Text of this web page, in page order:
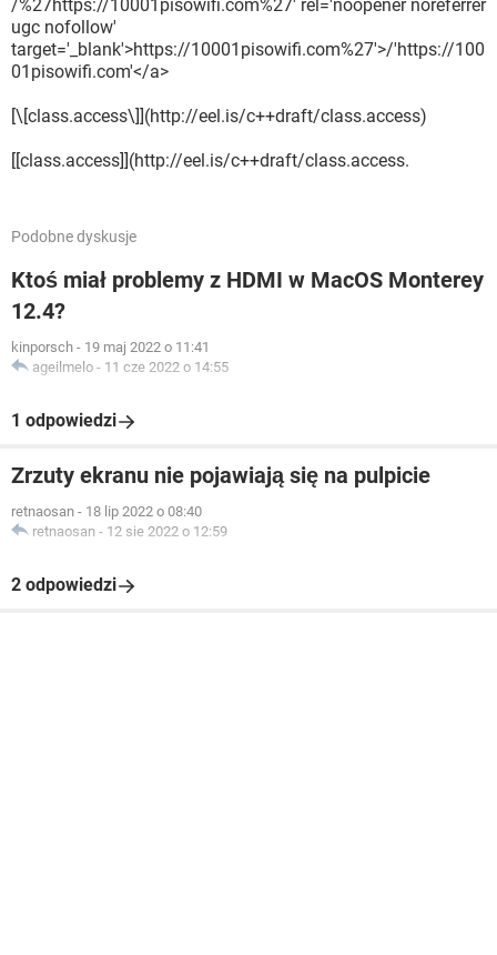
/%27https://10001pisowifi.com%27' rel='noopener noreferrer
ugc nofollow'
target='_blank'>https://10001pisowifi.com%27'>/'https://100
01pisowifi.com'</a>
[\[class.access\]](http://eel.is/c++draft/class.access)
[[class.access]](http://eel.is/c++draft/class.access.
Podobne dyskusje
Ktoś miał problemy z HDMI w MacOS Monterey
12.4?
kinporsch - 19 maj 2022 o 11:41
ageilmelo - 11 cze 2022 o 14:55
1 odpowiedzi
Zrzuty ekranu nie pojawiają się na pulpicie
retnaosan - 18 lip 2022 o 08:40
retnaosan - 12 sie 2022 o 12:59
2 odpowiedzi